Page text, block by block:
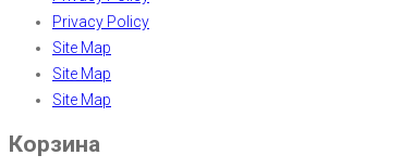
Privacy Policy
Site Map
Site Map
Site Map
Корзина